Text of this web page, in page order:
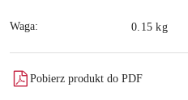
Waga: 0.15 kg
Pobierz produkt do PDF